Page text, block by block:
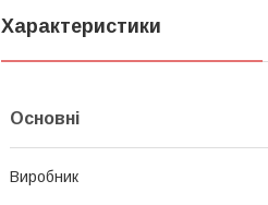
Характеристики
Основні
Виробник